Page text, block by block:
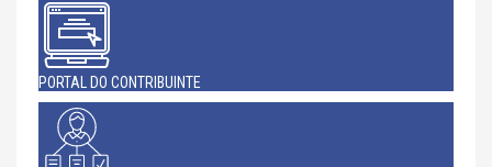
PORTAL DO CONTRIBUINTE